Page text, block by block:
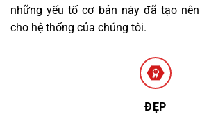
những yếu tố cơ bản này đã tạo
cho hệ thống của chúng tôi.
ĐẸP